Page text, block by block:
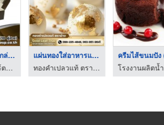
รับผลิตกล่องเค้ก กล่ ...
โรงพิมพ์สติกเกอร์ตามสั่ง - ซีซันกรุ๊ป
แผ่นทองใส่อาหารแผ่นท ...
ทองคำเปลวแท้ ตราช้าง - Gold Leaf Thai